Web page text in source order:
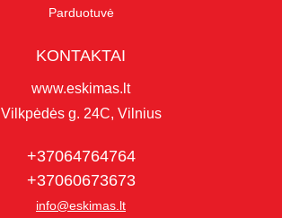
Parduotuvė
KONTAKTAI
www.eskimas.lt
Vilkpėdės g. 24C, Vilnius
+37064764764
+37060673673
info@eskimas.lt